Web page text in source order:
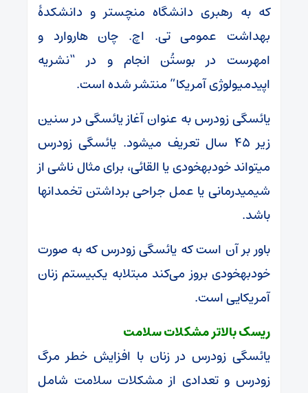
که به رهبری دانشگاه منچستر و دانشکدۀ
بهداشت عمومی تی. اچ. چان هاروارد و
امهرست در بوستُن انجام و در “نشریه
اپیدمیولوژی آمریکا” منتشر شده است.
یائسگی زودرس به عنوان آغاز یائسگی در سنین
زیر 45 سال تعریف می‎شود. یائسگی زودرس
می‎تواند خودبه‎خودی یا القائی، برای مثال ناشی از
شیمی‎درمانی یا عمل جراحی برداشتن تخمدان‎ها
باشد.
باور بر آن است که یائسگی زودرس که به صورت
خودبه‎خودی بروز می‌کند مبتلابه یک‎بیستم زنان
آمریکایی است.
ریسک بالاتر مشکلات سلامت
یائسگی زودرس در زنان با افزایش خطر مرگ
زودرس و تعدادی از مشکلات سلامت شامل